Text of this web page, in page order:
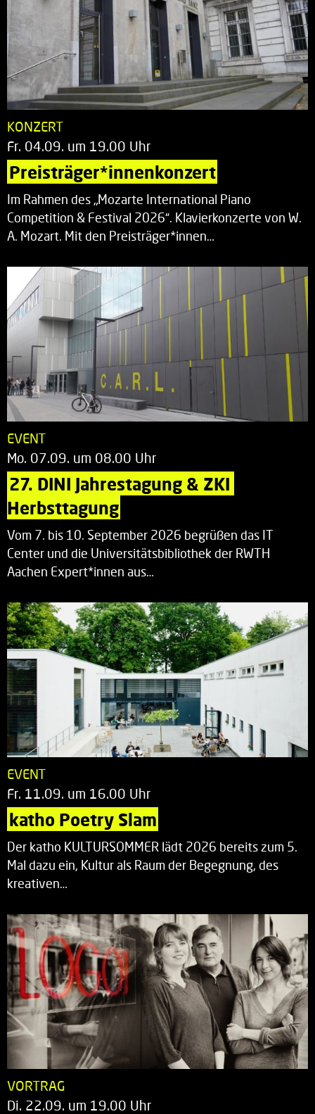
KONZERT
Fr. 04.09. um 19.00 Uhr
Preisträger*innenkonzert
Im Rahmen des „Mozarte International Piano
Competition & Festival 2026“. Klavierkonzerte von W.
A. Mozart. Mit den Preisträger*innen…
EVENT
Mo. 07.09. um 08.00 Uhr
27. DINI Jahrestagung & ZKI
Herbsttagung
Vom 7. bis 10. September 2026 begrüßen das IT
Center und die Universitätsbibliothek der RWTH
Aachen Expert*innen aus…
EVENT
Fr. 11.09. um 16.00 Uhr
katho Poetry Slam
Der katho KULTURSOMMER lädt 2026 bereits zum 5.
Mal dazu ein, Kultur als Raum der Begegnung, des
kreativen…
VORTRAG
Di. 22.09. um 19.00 Uhr